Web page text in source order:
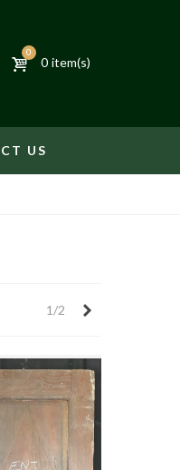
0
0 item(s)
US
1/2